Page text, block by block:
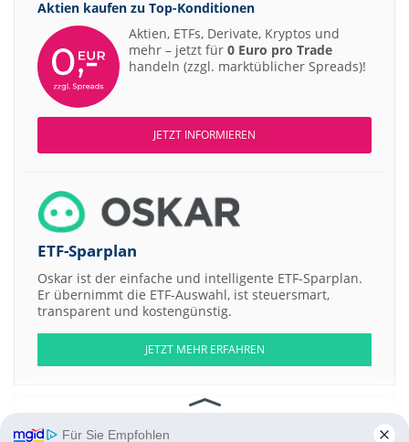
Aktien kaufen zu Top-Konditionen
Aktien, ETFs, Derivate, Kryptos und
mehr – jetzt für 0 Euro pro Trade
handeln (zzgl. marktüblicher Spreads)!
JETZT INFORMIEREN
ETF-Sparplan
Oskar ist der einfache und intelligente ETF-Sparplan.
Er übernimmt die ETF-Auswahl, ist steuersmart,
transparent und kostengünstig.
JETZT MEHR ERFAHREN
Für Sie Empfohlen